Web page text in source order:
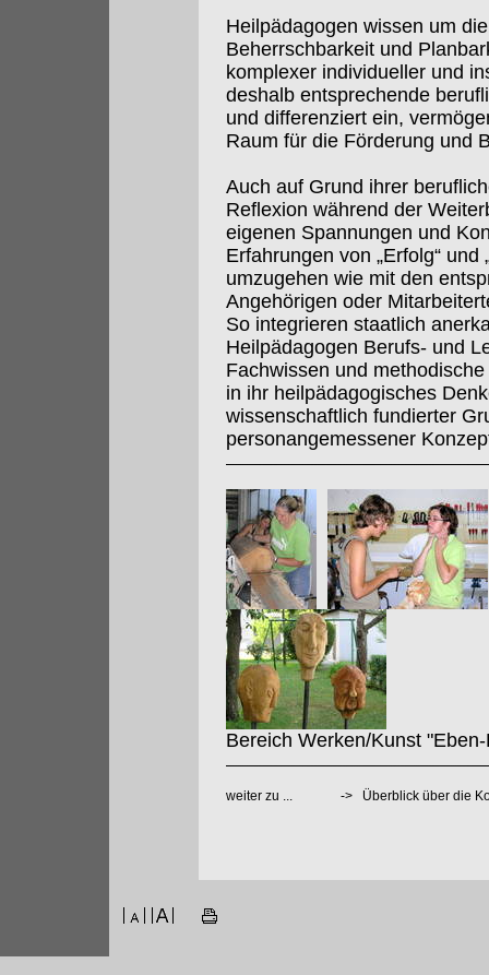
Heilpädagogen wissen um
Beherrschbarkeit und
komplexer individueller und
deshalb entsprechende
und differenziert ein,
Raum für die Förderung und
Auch auf Grund ihrer
Reflexion während der
eigenen Spannungen und
Erfahrungen von „Erfolg“
umzugehen wie mit den
Angehörigen oder
So integrieren staatlich
Heilpädagogen Berufs- und
Fachwissen und
in ihr heilpädagogisches
wissenschaftlich fundierter
personangemessener
Bereich Werken/Kunst
weiter zu ... -> Überblick über die